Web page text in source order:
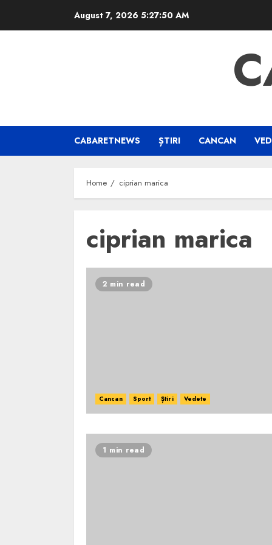
August 7, 2026 5:27:51 AM
CABARETNEWS ȘTIRI CANCAN
Home ciprian marica
ciprian marica
2 min read
Cancan Sport Știri Vedete
1 min read